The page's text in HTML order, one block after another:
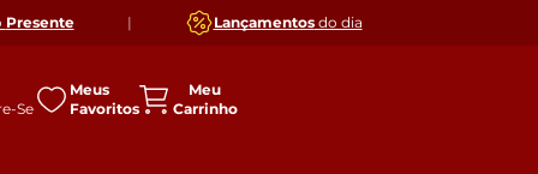
Presente | Lançamentosdo dia
Meus
Favoritos